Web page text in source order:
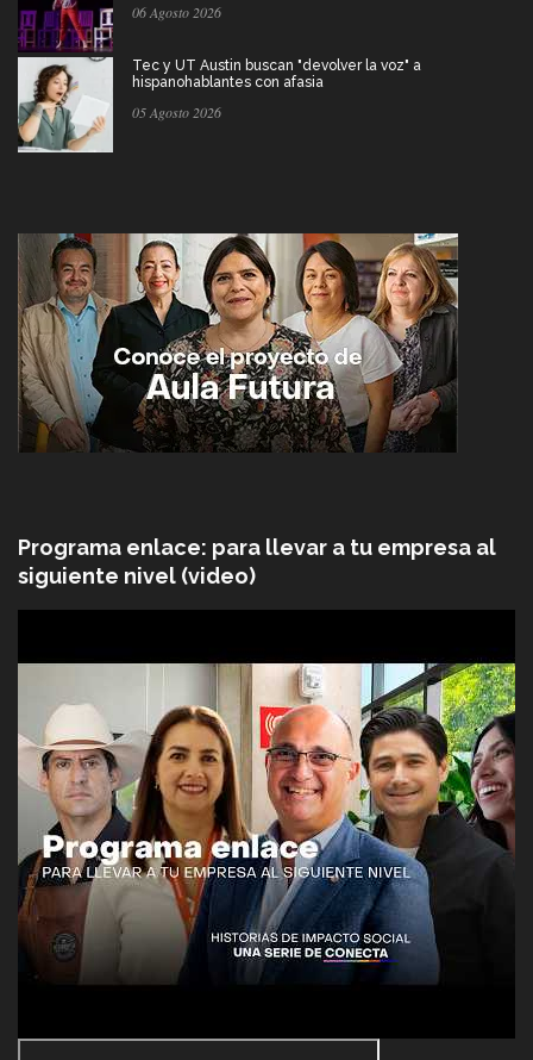
06 Agosto 2026
Tec y UT Austin buscan "devolver la voz" a
hispanohablantes con afasia
05 Agosto 2026
Programa enlace: para llevar a tu empresa al
siguiente nivel (video)